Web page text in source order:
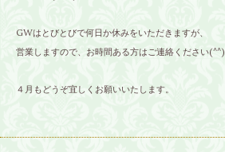
GWはとびとびで何日か休みをいただきますが、
営業しますので、お時間ある方はご連絡ください(^^)
４月もどうぞ宜しくお願いいたします。